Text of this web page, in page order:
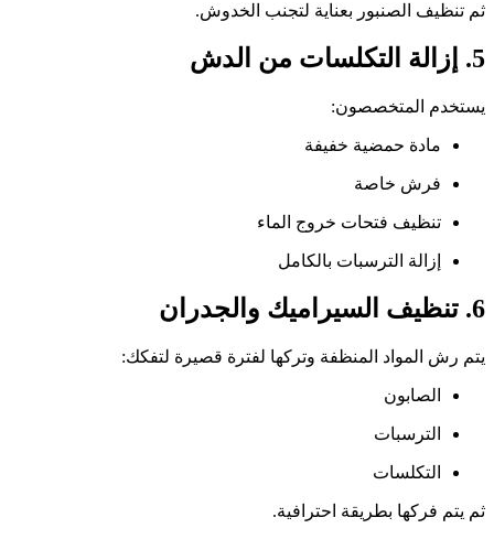
ثم تنظيف الصنبور بعناية لتجنب الخدوش.
5. إزالة التكلسات من الدش
يستخدم المتخصصون:
مادة حمضية خفيفة
فرش خاصة
تنظيف فتحات خروج الماء
إزالة الترسبات بالكامل
6. تنظيف السيراميك والجدران
يتم رش المواد المنظفة وتركها لفترة قصيرة لتفكك:
الصابون
الترسبات
التكلسات
ثم يتم فركها بطريقة احترافية.